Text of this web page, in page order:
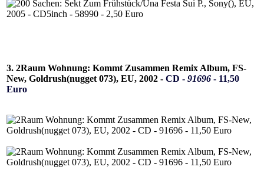
3. 2Raum Wohnung: Kommt Zusammen Remix Album, FS-
New, Goldrush(nugget 073), EU, 2002 - CD - 91696 - 11,50
Euro